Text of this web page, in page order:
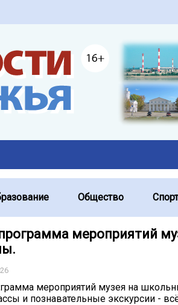
Общество Спорт
мероприятий
мероприятий музея на
и познавательные экскурсии -